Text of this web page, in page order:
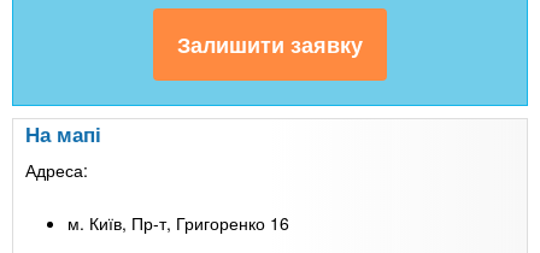
На мапі
Адреса:
м. Київ, Пр-т, Григоренко 16